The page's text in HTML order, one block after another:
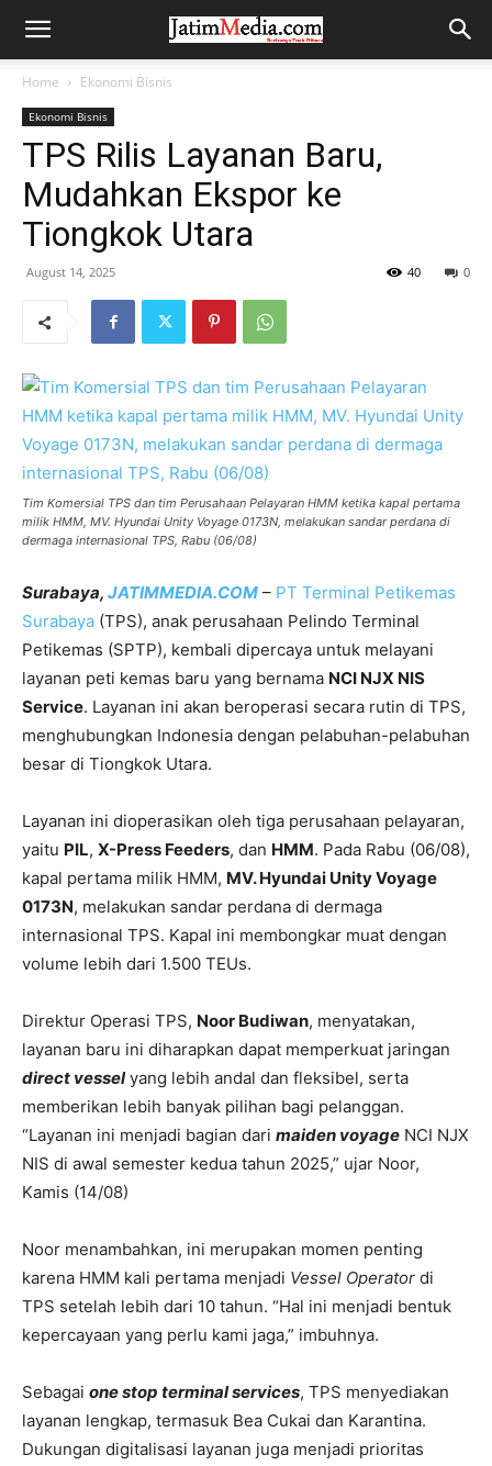
Home Ekonomi Bisnis
Ekonomi Bisnis
TPS Rilis Layanan Baru,
Mudahkan Ekspor ke
Tiongkok Utara
August 14, 2025 0
40
Tim Komersial TPS dan tim Perusahaan Pelayaran HMM ketika kapal pertama
milik HMM, MV. Hyundai Unity Voyage 0173N, melakukan sandar perdana di
dermaga internasional TPS, Rabu (06/08)
Surabaya, JATIMMEDIA.COM – PT Terminal Petikemas
Surabaya (TPS), anak perusahaan Pelindo Terminal
Petikemas (SPTP), kembali dipercaya untuk melayani
layanan peti kemas baru yang bernama NCI NJX NIS
Service. Layanan ini akan beroperasi secara rutin di TPS,
menghubungkan Indonesia dengan pelabuhan-pelabuhan
besar di Tiongkok Utara.
Layanan ini dioperasikan oleh tiga perusahaan pelayaran,
yaitu PIL, X-Press Feeders, dan HMM. Pada Rabu (06/08),
kapal pertama milik HMM, MV. Hyundai Unity Voyage
0173N, melakukan sandar perdana di dermaga
internasional TPS. Kapal ini membongkar muat dengan
volume lebih dari 1.500 TEUs.
Direktur Operasi TPS, Noor Budiwan, menyatakan,
layanan baru ini diharapkan dapat memperkuat jaringan
direct vesselyang lebih andal dan fleksibel, serta
memberikan lebih banyak pilihan bagi pelanggan.
“Layanan ini menjadi bagian dari maiden voyage NCI NJX
NIS di awal semester kedua tahun 2025,” ujar Noor,
Kamis (14/08)
Noor menambahkan, ini merupakan momen penting
karena HMM kali pertama menjadi Vessel Operator di
TPS setelah lebih dari 10 tahun. “Hal ini menjadi bentuk
kepercayaan yang perlu kami jaga,” imbuhnya.
Sebagai one stop terminal services, TPS menyediakan
layanan lengkap, termasuk Bea Cukai dan Karantina.
Dukungan digitalisasi layanan juga menjadi prioritas